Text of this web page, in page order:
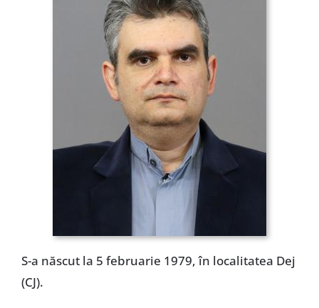
S-a născut la 5 februarie 1979, în localitatea Dej
(CJ).